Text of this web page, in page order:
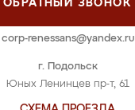
г. Подольск
Юных Ленинцев пр-т, 61
ОБРАТНЫЙ ЗВОНОК
corp-renessans@yandex.ru